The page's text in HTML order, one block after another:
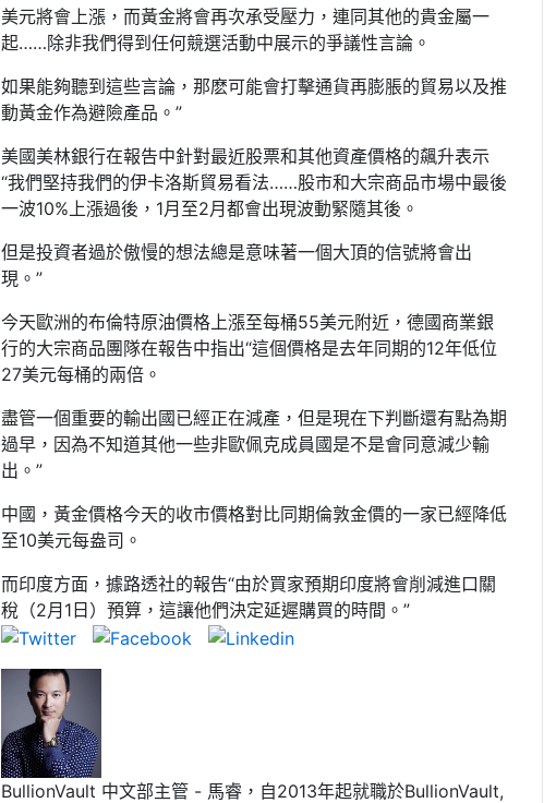
美元將會上漲，而黃金將會再次承受壓力，連同其他的貴金屬一
起……除非我們得到任何競選活動中展示的爭議性言論。
如果能夠聽到這些言論，那麽可能會打擊通貨再膨脹的貿易以及推
動黃金作為避險產品。”
美國美林銀行在報告中針對最近股票和其他資產價格的飆升表示
“我們堅持我們的伊卡洛斯貿易看法……股市和大宗商品市場中最後
一波10%上漲過後，1月至2月都會出現波動緊隨其後。
但是投資者過於傲慢的想法總是意味著一個大頂的信號將會出
現。”
今天歐洲的布倫特原油價格上漲至每桶55美元附近，德國商業銀
行的大宗商品團隊在報告中指出“這個價格是去年同期的12年低位
27美元每桶的兩倍。
盡管一個重要的輸出國已經正在減產，但是現在下判斷還有點為期
過早，因為不知道其他一些非歐佩克成員國是不是會同意減少輸
出。”
中國，黃金價格今天的收市價格對比同期倫敦金價的一家已經降低
至10美元每盎司。
而印度方面，據路透社的報告“由於買家預期印度將會削減進口關
稅（2月1日）預算，這讓他們決定延遲購買的時間。”
BullionVault 中文部主管 - 馬睿，自2013年起就職於BullionVault,